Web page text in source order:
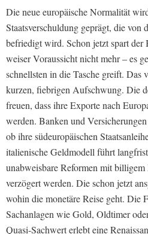
Die neue europäische Normalität
Staatsverschuldung geprägt, die von
befriedigt wird. Schon jetzt spart der
weiser Voraussicht nicht mehr – es
schnellsten in die Tasche greift. Das
kurzen, fiebrigen Aufschwung. Die
freuen, dass ihre Exporte nach
werden. Banken und
ob ihre südeuropäischen
italienische Geldmodell führt
unabweisbare Reformen mit
verzögert werden. Die schon jetzt
wohin die monetäre Reise geht. Die
Sachanlagen wie Gold, Oldtimer
Quasi-Sachwert erlebt eine